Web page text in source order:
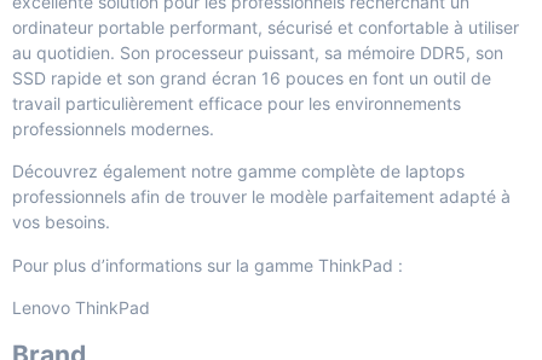
ordinateur portable performant, sécurisé et confortable à utiliser
au quotidien. Son processeur puissant, sa mémoire DDR5, son
SSD rapide et son grand écran 16 pouces en font un outil de
travail particulièrement efficace pour les environnements
professionnels modernes.
Découvrez également notre gamme complète de laptops
professionnels afin de trouver le modèle parfaitement adapté à
vos besoins.
Pour plus d’informations sur la gamme ThinkPad :
Lenovo ThinkPad